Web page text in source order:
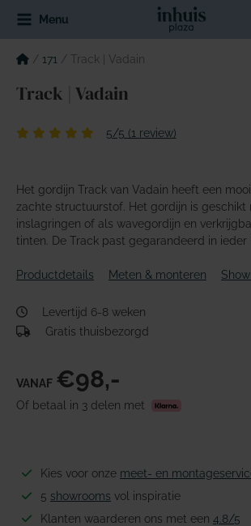
naar
inhoud
Menu
/ 171 / Track | Vadain
Track | Vadain
5/5 (1 review)
Het gordijn Track van Vadain heeft een
zachte structuurstof. Het gordijn is geschikt
inslagringen of als wavegordijn en
tinten. De Track past gegarandeerd in ieder
Productdetails Meten & monteren
Levertijd 6-8 weken
Gratis thuisbezorgd
VANAF €98,-
Of betaal in 3 delen met
Kies voor onze meet- en
5 showrooms vol inspiratie
Klanten waarderen ons met een 4.8/5